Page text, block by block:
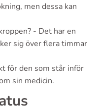
men dessa kan
- Det har en
sig över flera timmar
för den som står inför
sin medicin.